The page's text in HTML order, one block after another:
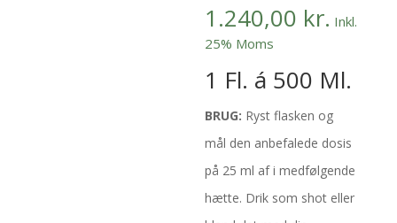
1.240,00 kr. Inkl.
25% Moms
1 Fl. á 500 Ml.
BRUG: Ryst flasken og
mål den anbefalede dosis
på 25 ml af i medfølgende
hætte. Drik som shot eller